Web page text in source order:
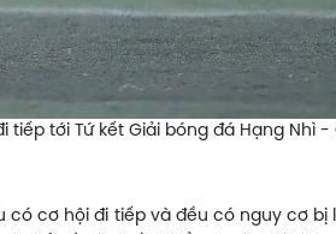
tới Tứ kết Giải bóng đá Hạng Nhì -
cơ hội đi tiếp và đều có nguy cơ bị